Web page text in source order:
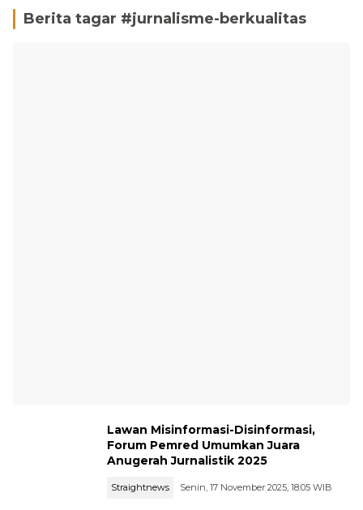
Berita tagar #jurnalisme-berkualitas
Lawan Misinformasi-Disinformasi,
Forum Pemred Umumkan Juara
Anugerah Jurnalistik 2025
Straightnews Senin, 17 November 2025, 18:05 WIB